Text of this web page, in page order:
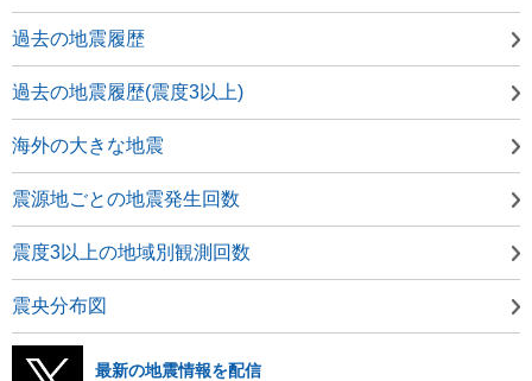
過去の地震履歴
過去の地震履歴(震度3以上)
海外の大きな地震
震源地ごとの地震発生回数
震度3以上の地域別観測回数
震央分布図
最新の地震情報を配信